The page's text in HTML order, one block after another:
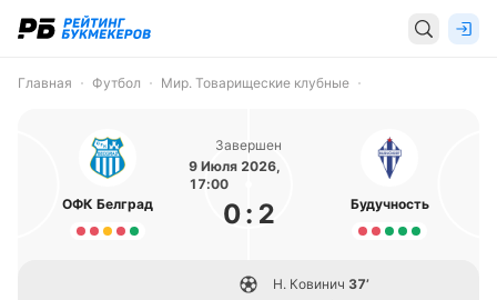
Главная Футбол Мир. Товарищеские клубные
ОФК Белград
Завершен
9 Июля 2026,
17:00
0: 2 Будучность
Н. Ковинич 37’